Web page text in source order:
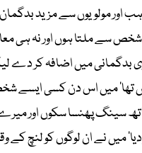
اور مولویوں سے مزید
سے ملتا ہوں اور نہ ہی
بدگمانی میں اضافہ کر دے
تھا‘ میں اس دن کسی ایسے
سینگ پھنسا سکوں اور
میں نے ان لوگوں کو لنچ کے